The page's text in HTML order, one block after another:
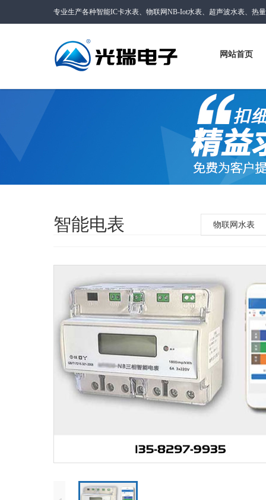
专业生产各种智能IC卡水表、物联网NB-Iot水表、超声波水表、热
网站首页
智能电表 物联网水表